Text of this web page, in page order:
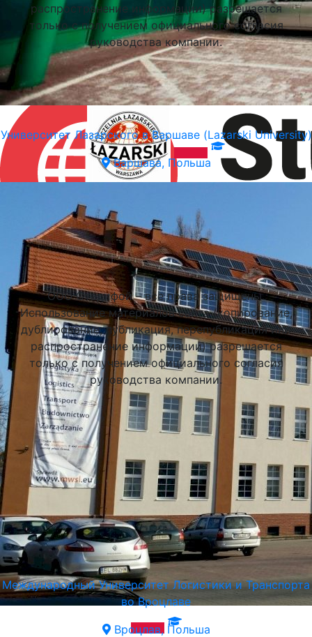
Университет Лазарского в Варшаве (Lazarski University)
Варшава, Польша
Международный Университет Логистики и Транспорта
во Вроцлаве
Вроцлав, Польша
распространение информации) разрешается
только с получением официального согласия
руководства компании.
Подобрать университет
ООО Стадифой – все права защищены.
Использование материалов сайта (копирование,
дублирование, публикация, перепубликация или
распространение информации) разрешается
только с получением официального согласия
руководства компании.